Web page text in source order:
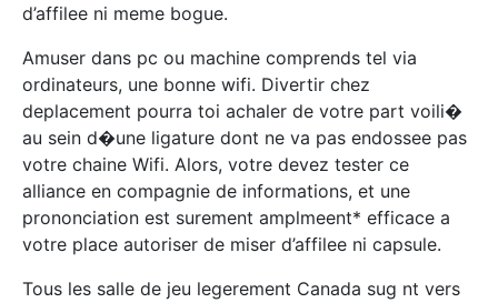
d’affilee ni meme bogue.
Amuser dans pc ou machine comprends tel via
ordinateurs, une bonne wifi. Divertir chez
deplacement pourra toi achaler de votre part voili�
au sein d�une ligature dont ne va pas endossee pas
votre chaine Wifi. Alors, votre devez tester ce
alliance en compagnie de informations, et une
prononciation est surement amplmeent* efficace a
votre place autoriser de miser d’affilee ni capsule.
Tous les salle de jeu legerement Canada sug nt vers